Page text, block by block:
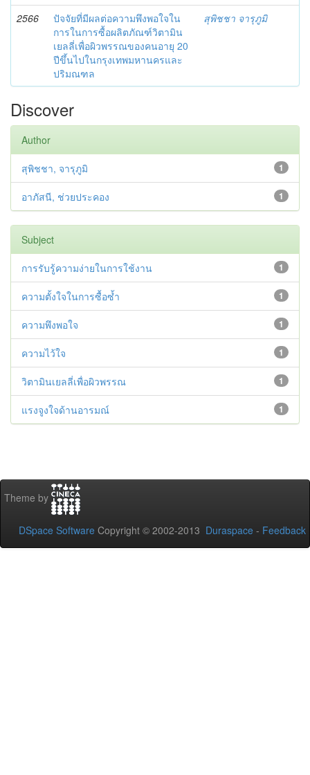
2566
ปัจจัยที่มีผลต่อความพึงพอใจใน
การในการซื้อผลิตภัณฑ์วิตามิน
เยลลี่เพื่อผิวพรรณของคนอายุ 20
ปีขึ้นไปในกรุงเทพมหานครและ
ปริมณฑล
สุพิชชา จารุภูมิ
Discover
Author
1
สุพิชชา, จารุภูมิ
1
อาภัสนี, ช่วยประคอง
Subject
1
การรับรู้ความง่ายในการใช้งาน
1
ความตั้งใจในการซื้อซ้ำ
1
ความพึงพอใจ
1
ความไว้ใจ
1
วิตามินเยลลี่เพื่อผิวพรรณ
1
แรงจูงใจด้านอารมณ์
Theme by
DSpace Software Copyright © 2002-2013 Duraspace - Feedback